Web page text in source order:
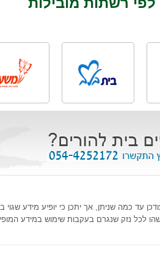
עד כמה שניתן, אך יתכן כי יופיע מידע
לכל נזק שנגרם בעקבות שימוש במידע